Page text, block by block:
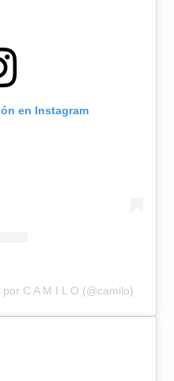
en Instagram
C A M I L O (@camilo)